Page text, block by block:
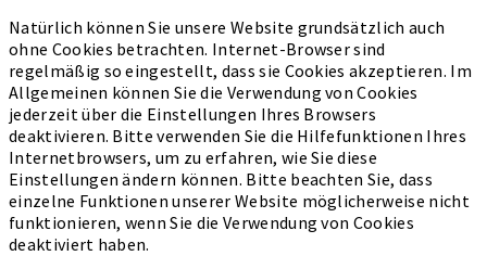
Natürlich können Sie unsere Website grundsätzlich auch
ohne Cookies betrachten. Internet-Browser sind
regelmäßig so eingestellt, dass sie Cookies akzeptieren. Im
Allgemeinen können Sie die Verwendung von Cookies
jederzeit über die Einstellungen Ihres Browsers
deaktivieren. Bitte verwenden Sie die Hilfefunktionen Ihres
Internetbrowsers, um zu erfahren, wie Sie diese
Einstellungen ändern können. Bitte beachten Sie, dass
einzelne Funktionen unserer Website möglicherweise nicht
funktionieren, wenn Sie die Verwendung von Cookies
deaktiviert haben.